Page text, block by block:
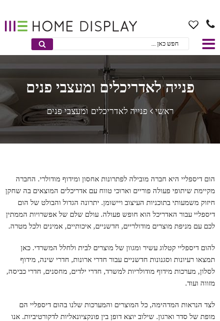
פנייה לאדריכלים ומעצבי פנים
ראשי פנייה לאדריכלים ומעצבי פנים
הום דיספליי היא חברה מובילה לפתרונות אחסון ומידוף מודולרי. החברה
מקיימת שיתופי פעולה פוריים וארוכי טווח עם אדריכלים המוצאים בה שחקן
חיזוק משמעותי בתוכניות העיצוב ויישומן. יתרונה הגדול והבולט של הום
דיספליי עבור האדריכל הוא חופש פעולה. עולם שלם של אפשרויות הממתין
לכם עם מניפת מוצרים מודולריים, חדשניים, איכותיים, אמינים ולכל מטרה.
להום דיספליי קטלוג עשיר ומגוון של מוצרים לבית ולחלל המשרדי. כאן
תמצאו רעיונות וסגנונות חדשניים עבור חדרי ארונות, חדרי שינה, מידוף
לסלון, מערכות מידוף מודולריות למשרד, חדרי ילדים, מחסנים, חדרי כביסה,
מזווה ועוד.
לצד הנראות המדהימה, כל המוצרים והמערכות שלנו בהום דיספליי הם
מופת של סדר וארגון. שילוב יוצא דופן בין פונקציונאליות לדקורטיביות. אנו